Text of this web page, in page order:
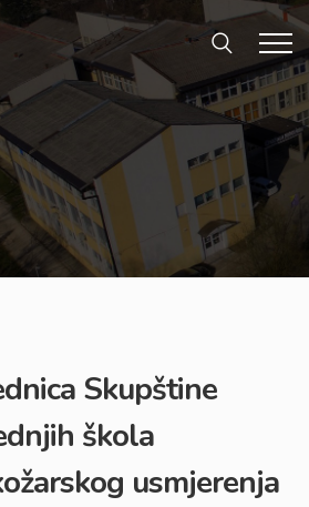
Skupštine
škola
usmjerenja